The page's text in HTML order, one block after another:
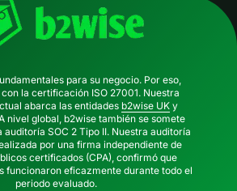
para su negocio. Por eso,
la certificación ISO 27001. Nuestra
abarca las entidades b2wise UK y
nivel global, b2wise también se somete
auditoría SOC 2 Tipo II. Nuestra auditoría
por una firma independiente de
certificados (CPA), confirmó que
funcionaron eficazmente durante todo el
periodo evaluado.